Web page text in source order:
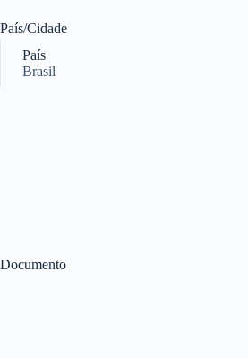
Documento
País/Cidade
País
Brasil